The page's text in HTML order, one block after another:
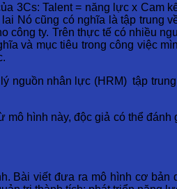
3Cs: Talent = năng lực x Cam
Nó cũng có nghĩa là tập trung
ty. Trên thực tế có nhiều
và mục tiêu trong công việc
nguồn nhân lực (HRM) tập
hình này, độc giả có thể
Bài viết đưa ra mô hình cơ